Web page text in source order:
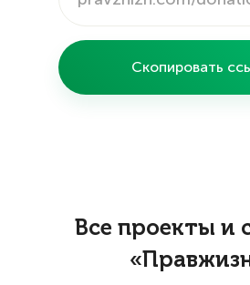
Скопировать
Все проекты и